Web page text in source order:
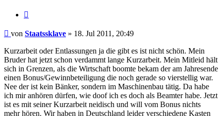
Beitrag
von Staatssklave » 18. Jul 2011, 20:49
Kurzarbeit oder Entlassungen ja die gibt es ist nicht schön. Mein
Bruder hat jetzt schon verdammt lange Kurzarbeit. Mein Mitleid hält
sich in Grenzen, als die Wirtschaft boomte bekam der am Jahresende
einen Bonus/Gewinnbeteiligung die noch gerade so vierstellig war.
Nee der ist kein Bänker, sondern im Maschinenbau tätig. Da habe
ich mir anhören dürfen, wie doof ich es doch als Beamter habe. Jetzt
ist es mit seiner Kurzarbeit neidisch und will vom Bonus nichts
mehr hören. Wir haben in Deutschland leider verschiedene Kasten